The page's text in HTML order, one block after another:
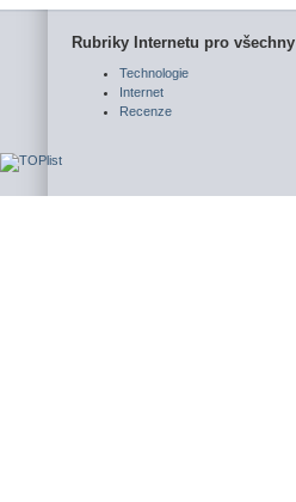
Rubriky Internetu pro všechny
Technologie
Internet
Recenze